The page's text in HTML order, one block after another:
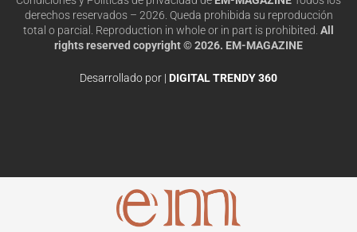
derechos reservados – 2026. Queda prohibida su reproducción
total o parcial. Reproduction in whole or in part is prohibited. All
rights reserved copyright © 2026. EM-MAGAZINE
Desarrollado por | DIGITAL TRENDY 360